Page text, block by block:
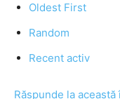
Oldest First
Random
Recent activ
Răspunde la